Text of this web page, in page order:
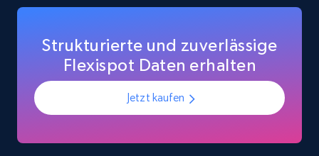
Strukturierte und zuverlässige
Flexispot Daten erhalten
Jetzt kaufen